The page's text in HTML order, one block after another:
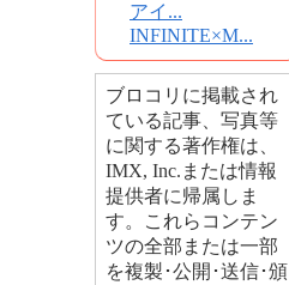
アイ...
INFINITE×M...
ブロコリに掲載され
ている記事、写真等
に関する著作権は、
IMX, Inc.または情報
提供者に帰属しま
す。これらコンテン
ツの全部または一部
を複製･公開･送信･頒